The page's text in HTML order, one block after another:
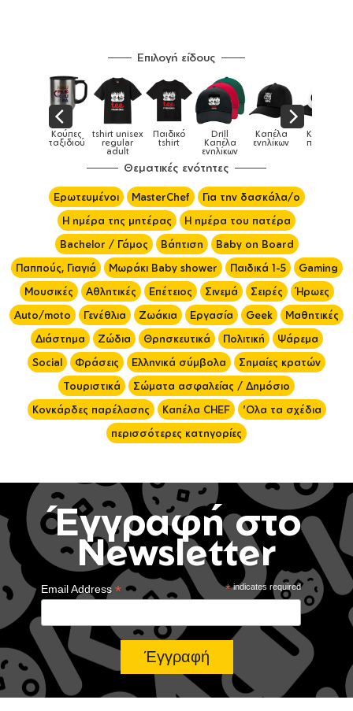
Επιλογή είδους
tshirt unisex
regular
Παιδικό
tshirt
Drill
Καπέλα
Καπέλα
ενηλίκων
Καπέλα
παιδικά Κούπες
Θεματικές ενότητες
Ερωτευμένοι MasterChef
Για την δασκάλα/ο
Η ημέρα της μητέρας
Η ημέρα του πατέρα
Bachelor / Γάμος
Βάπτιση
Baby on Board
Παππούς, Γιαγιά
Μωράκι Baby shower Παιδικά 1-5
Gaming
Μουσικές
Αθλητικές Επέτειος Σινεμά Σειρές
Ήρωες
Auto/moto
Γενέθλια Ζωάκια Εργασία Geek
Μαθητικές
Διάστημα
Ζώδια Θρησκευτικά Πολιτική
Ψάρεμα
Social
Φράσεις Ελληνικά σύμβολα
Σημαίες κρατών
Τουριστικά
Σώματα ασφαλείας / Δημόσιο
Κονκάρδες παρέλασης
Καπέλα CHEF
'Ολα τα σχέδια
περισσότερες κατηγορίες
Έγγραφή στο
Newsletter
*indicates required
Email Address*